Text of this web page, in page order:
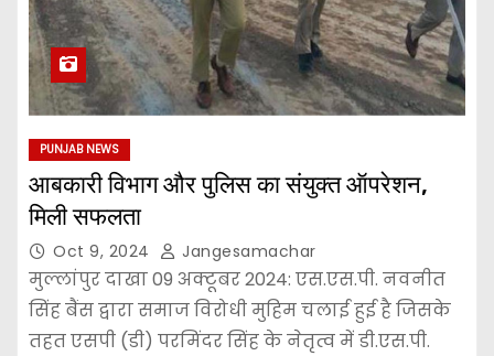
PUNJAB NEWS
आबकारी विभाग और पुलिस का संयुक्त ऑपरेशन,
मिली सफलता
Oct 9, 2024 Jangesamachar
मुल्लांपुर दाखा 09 अक्टूबर 2024: एस.एस.पी. नवनीत
सिंह बैंस द्वारा समाज विरोधी मुहिम चलाई हुई है जिसके
तहत एसपी (डी) परमिंदर सिंह के नेतृत्व में डी.एस.पी.